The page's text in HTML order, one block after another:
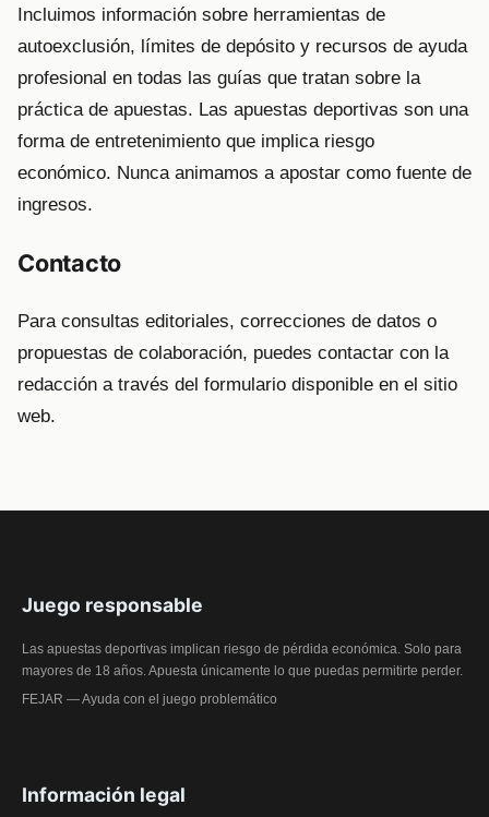
Incluimos información sobre herramientas de
autoexclusión, límites de depósito y recursos de ayuda
profesional en todas las guías que tratan sobre la
práctica de apuestas. Las apuestas deportivas son una
forma de entretenimiento que implica riesgo
económico. Nunca animamos a apostar como fuente de
ingresos.
Contacto
Para consultas editoriales, correcciones de datos o
propuestas de colaboración, puedes contactar con la
redacción a través del formulario disponible en el sitio
web.
Juego responsable
Las apuestas deportivas implican riesgo de pérdida económica. Solo para
mayores de 18 años. Apuesta únicamente lo que puedas permitirte perder.
FEJAR — Ayuda con el juego problemático
Información legal